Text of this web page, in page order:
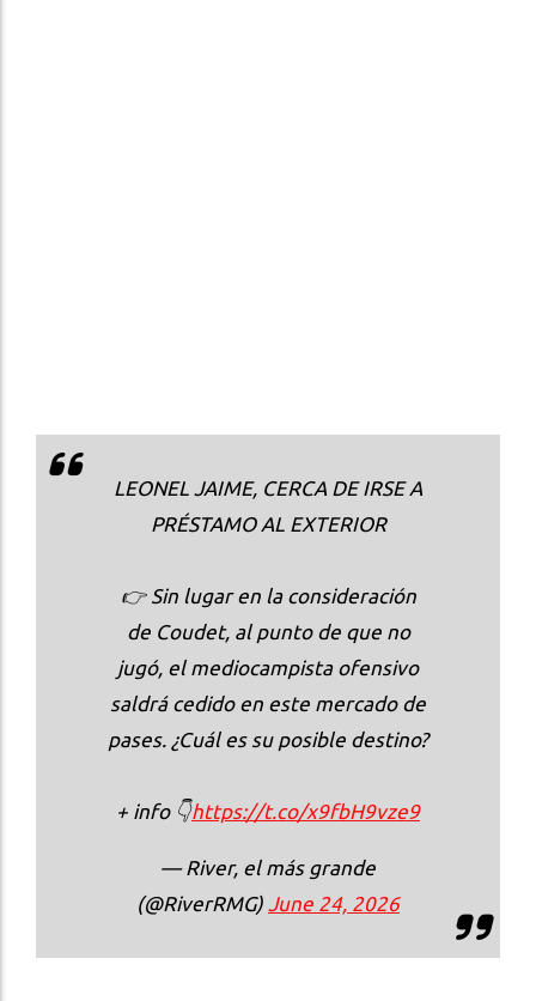
LEONEL JAIME, CERCA DE IRSE A
PRÉSTAMO AL EXTERIOR
👉 Sin lugar en la consideración
de Coudet, al punto de que no
jugó, el mediocampista ofensivo
saldrá cedido en este mercado de
pases. ¿Cuál es su posible destino?
+ info 👇https://t.co/x9fbH9vze9
— River, el más grande
(@RiverRMG) June 24, 2026